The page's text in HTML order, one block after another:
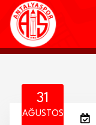
KULÜP
31
AĞUSTOS